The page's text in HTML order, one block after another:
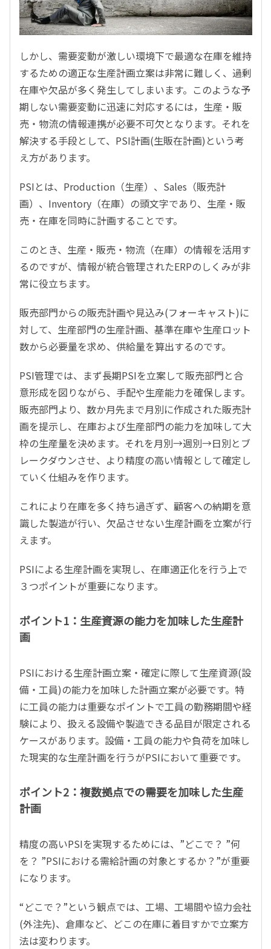
しかし、需要変動が激しい環境下で最適な在庫を維持
するための適正な生産計画立案は非常に難しく、過剰
在庫や欠品が多く発生してしまいます。このような予
期しない需要変動に迅速に対応するには，生産・販
売・物流の情報連携が必要不可欠となります。それを
解決する手段として、PSI計画(生販在計画)という考
え方があります。
PSIとは、Production（生産）、Sales（販売計
画）、Inventory（在庫）の頭文字であり、生産・販
売・在庫を同時に計画することです。
このとき、生産・販売・物流（在庫）の情報を活用す
るのですが、情報が統合管理されたERPのしくみが非
常に役立ちます。
販売部門からの販売計画や見込み(フォーキャスト)に
対して、生産部門の生産計画、基準在庫や生産ロット
数から必要量を求め、供給量を算出するのです。
PSI管理では、まず長期PSIを立案して販売部門と合
意形成を図りながら、手配や生産能力を確保します。
販売部門より、数か月先まで月別に作成された販売計
画を提示し、在庫および生産部門の能力を加味して大
枠の生産量を決めます。それを月別→週別→日別とブ
レークダウンさせ、より精度の高い情報として確定し
ていく仕組みを作ります。
これにより在庫を多く持ち過ぎず、顧客への納期を意
識した製造が行い、欠品させない生産計画を立案が行
えます。
PSIによる生産計画を実現し、在庫適正化を行う上で
３つポイントが重要になります。
ポイント1：生産資源の能力を加味した生産計
画
PSIにおける生産計画立案・確定に際して生産資源(設
備・工員)の能力を加味した計画立案が必要です。特
に工員の能力は重要なポイントで工員の勤務期間や経
験により、扱える設備や製造できる品目が限定される
ケースがあります。設備・工員の能力や負荷を加味し
た現実的な生産計画を行うがPSIにおいて重要です。
ポイント2：複数拠点での需要を加味した生産
計画
精度の高いPSIを実現するためには、”どこで？ ”何
を？ ”PSIにおける需給計画の対象とするか？”が重要
になります。
“どこで？”という観点では、工場、工場間や協力会社
(外注先)、倉庫など、どこの在庫に着目すかで立案方
法は変わります。